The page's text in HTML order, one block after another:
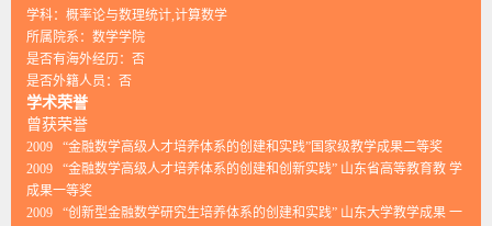
学科：概率论与数理统计,计算数学
所属院系：数学学院
是否有海外经历：否
是否外籍人员：否
学术荣誉
曾获荣誉
2009 “金融数学高级人才培养体系的创建和实践”国家级教学成果二等奖
2009 “金融数学高级人才培养体系的创建和创新实践” 山东省高等教育教 学
成果一等奖
2009 “创新型金融数学研究生培养体系的创建和实践” 山东大学教学成果 一